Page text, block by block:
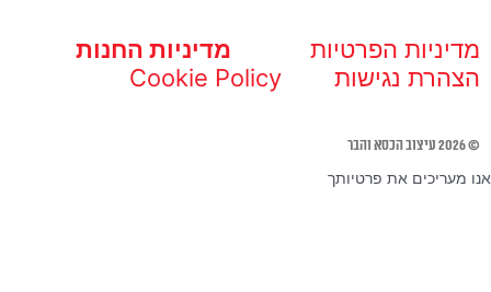
מדיניות הפרטיות
מדיניות החנות
הצהרת נגישות
Cookie Policy
© 2026 עיצוב הכסא והבר
אנו מעריכים את פרטיותך